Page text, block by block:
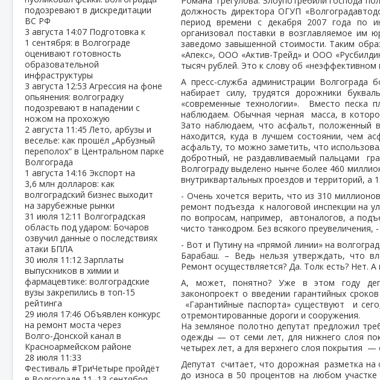
подозревают в дискредитации
ВС РФ
3 августа 14:07 Подготовка к
1 сентября: в Волгограде
оценивают готовность
образовательной
инфраструктуры
3 августа 12:53 Агрессия на фоне
опьянения: волгоградку
подозревают в нападении с
ножом на прохожую
2 августа 11:45Лето, арбузы и
веселье: как прошёл „Арбузный
переполох“ в Центральном парке
Волгограда
1 августа 14:16 Экспорт на
3,6 млн долларов: как
волгоградский бизнес выходит
на зарубежные рынки
31 июля 12:11 Волгоградская
область под ударом: Бочаров
озвучил данные о последствиях
атаки БПЛА
30 июля 11:12 Зарплаты
выпускников в химии и
фармацевтике: волгоградские
вузы закрепились в топ‑15
рейтинга
29 июля 17:46 Объявлен конкурс
на ремонт моста через
Волго‑Донской канал в
Красноармейском районе
28 июля 11:33
Фестиваль #ТриЧетыре пройдёт
должность директора ОГУП
период времени с декабря 2007 года по
организовал поставки в возглавляемое им
заведомо завышенной стоимости. Таким
«Апекс», ООО «Актив-Трейд» и ООО
тысяч рублей. Это к слову об «неэффективном
А пресс-служба администрации
набирает силу, трудятся дорожники
«современные технологии». Вместо песка
наблюдаем. Обычная черная масса, в
Зато наблюдаем, что асфальт, положенный
находится, куда в лучшем состоянии, чем
асфальту, то можно заметить, что
добротный, не раздавливаемый пальцами
Волгограду выделено нынче более 460
внутриквартальных проездов и территорий,
- Очень хочется верить, что из 310
ремонт подъезда к налоговой инспекции на
по вопросам, например, автоналогов, а
чисто танкодром. Без всякого преувеличения,
- Вот и Путину на «прямой линии» на
Барабаш. – Ведь нельзя утверждать, что
Ремонт осуществляется? Да. Толк есть? Нет.
А, может, понятно? Уже в этом году
законопроект о введении гарантийных
«Гарантийные паспорта» существуют и
отремонтированные дороги и сооружения.
На земляное полотно депутат предложил
одежды — от семи лет, для нижнего слоя
четырех лет, а для верхнего слоя покрытия —
Депутат считает, что дорожная разметка на
до износа в 50 процентов на любом